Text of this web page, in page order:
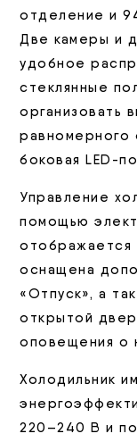
отделение и
Две камеры и
удобное
стеклянные
организовать
равномерного
боковая LED-
Управление
помощью
отображается
оснащена
«Отпуск», а
открытой
оповещения о
Холодильник
220–240 В и